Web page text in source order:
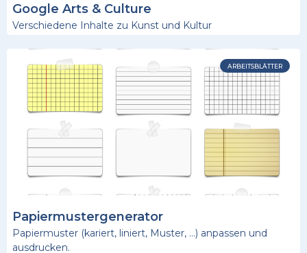
Google Arts & Culture
Verschiedene Inhalte zu Kunst und Kultur
ARBEITSBLÄTTER
Papiermustergenerator
Papiermuster (kariert, liniert, Muster, …) anpassen und
ausdrucken.